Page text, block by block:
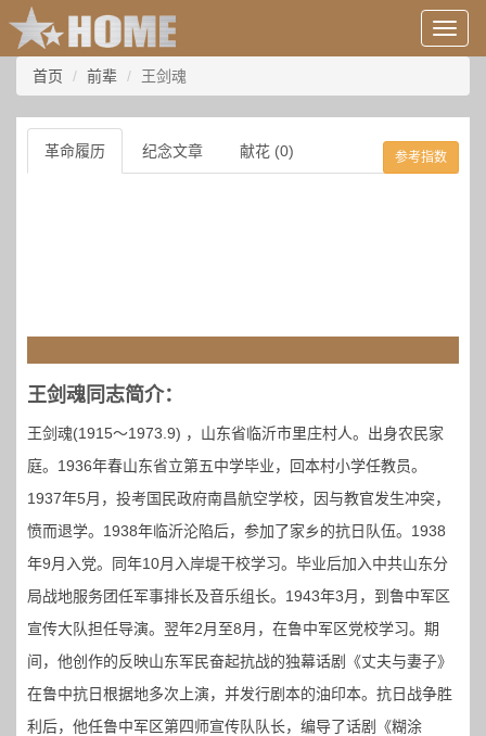
用
户
息/
登
录
等
首页 前辈 王剑魂
革命履历 纪念文章 献花 (0) 参考指数
王剑魂同志简介：
王剑魂(1915～1973.9) ，山东省临沂市里庄村人。出身农民家
庭。1936年春山东省立第五中学毕业，回本村小学任教员。
1937年5月，投考国民政府南昌航空学校，因与教官发生冲突，
愤而退学。1938年临沂沦陷后，参加了家乡的抗日队伍。1938
年9月入党。同年10月入岸堤干校学习。毕业后加入中共山东分
局战地服务团任军事排长及音乐组长。1943年3月，到鲁中军区
宣传大队担任导演。翌年2月至8月，在鲁中军区党校学习。期
间，他创作的反映山东军民奋起抗战的独幕话剧《丈夫与妻子》
在鲁中抗日根据地多次上演，并发行剧本的油印本。抗日战争胜
利后，他任鲁中军区第四师宣传队队长，编导了话剧《糊涂